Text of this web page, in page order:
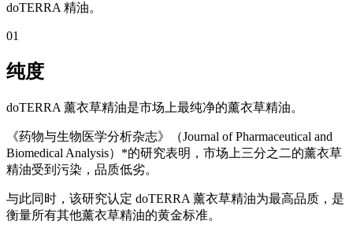
doTERRA 精油。
01
纯度
doTERRA 薰衣草精油是市场上最纯净的薰衣草精油。
《药物与生物医学分析杂志》（Journal of Pharmaceutical and
Biomedical Analysis）*的研究表明，市场上三分之二的薰衣草
精油受到污染，品质低劣。
与此同时，该研究认定 doTERRA 薰衣草精油为最高品质，是
衡量所有其他薰衣草精油的黄金标准。